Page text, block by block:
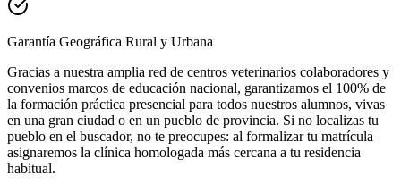
Garantía Geográfica Rural y Urbana
Gracias a nuestra amplia red de centros veterinarios colaboradores y
convenios marcos de educación nacional, garantizamos el 100% de
la formación práctica presencial para todos nuestros alumnos, vivas
en una gran ciudad o en un pueblo de provincia. Si no localizas tu
pueblo en el buscador, no te preocupes: al formalizar tu matrícula
asignaremos la clínica homologada más cercana a tu residencia
habitual.